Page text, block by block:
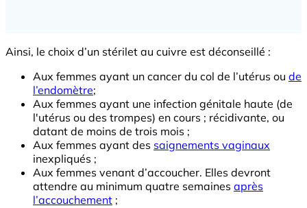
Ainsi, le choix d’un stérilet au cuivre est déconseillé :
Aux femmes ayant un cancer du col de l’utérus ou de
l’endomètre;
Aux femmes ayant une infection génitale haute (de
l'utérus ou des trompes) en cours ; récidivante, ou
datant de moins de trois mois ;
Aux femmes ayant des saignements vaginaux
inexpliqués ;
Aux femmes venant d’accoucher. Elles devront
attendre au minimum quatre semaines après
l’accouchement ;